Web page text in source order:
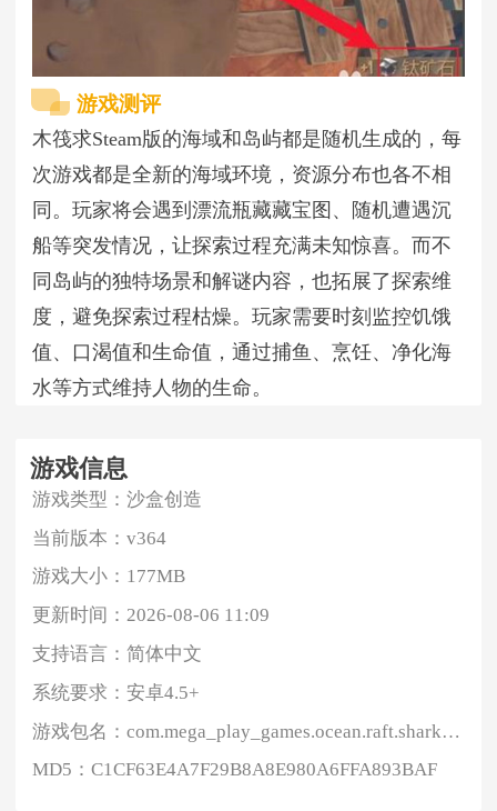
游戏测评
木筏求Steam版的海域和岛屿都是随机生成的，每
次游戏都是全新的海域环境，资源分布也各不相
同。玩家将会遇到漂流瓶藏藏宝图、随机遭遇沉
船等突发情况，让探索过程充满未知惊喜。而不
同岛屿的独特场景和解谜内容，也拓展了探索维
度，避免探索过程枯燥。玩家需要时刻监控饥饿
值、口渴值和生命值，通过捕鱼、烹饪、净化海
水等方式维持人物的生命。
游戏信息
游戏类型：沙盒创造
当前版本：v364
游戏大小： 177MB
更新时间：2026-08-06 11:09
支持语言：简体中文
系统要求：安卓4.5+
游戏包名：com.mega_play_games.ocean.raft.shark.craft.survival_games.cr
MD5：C1CF63E4A7F29B8A8E980A6FFA893BAF